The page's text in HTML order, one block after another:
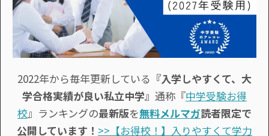
2022年から毎年更新している 『入学しやすくて、大
学合格実績が良い私立中学』 通称『中学受験お得
校』ランキングの最新版を無料メルマガ読者限定で
公開しています！ >>【お得校！】入りやすくて学力